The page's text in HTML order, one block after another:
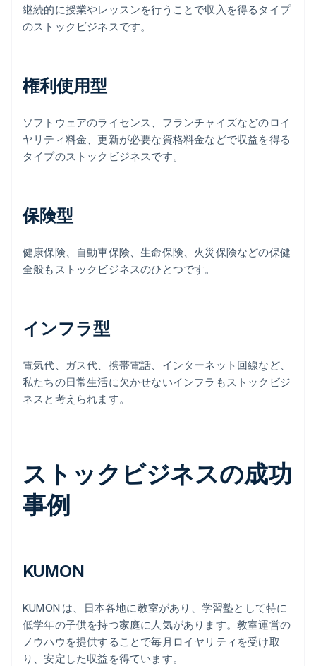
継続的に授業やレッスンを行うことで収入を得るタイプ
のストックビジネスです。
権利使用型
ソフトウェアのライセンス、フランチャイズなどのロイ
ヤリティ料金、更新が必要な資格料金などで収益を得る
タイプのストックビジネスです。
保険型
健康保険、自動車保険、生命保険、火災保険などの保健
全般もストックビジネスのひとつです。
インフラ型
電気代、ガス代、携帯電話、インターネット回線など、
私たちの日常生活に欠かせないインフラもストックビジ
ネスと考えられます。
ストックビジネスの成功
事例
KUMON
KUMON は、日本各地に教室があり、学習塾として特に
低学年の子供を持つ家庭に人気があります。教室運営の
ノウハウを提供することで毎月ロイヤリティを受け取
り、安定した収益を得ています。